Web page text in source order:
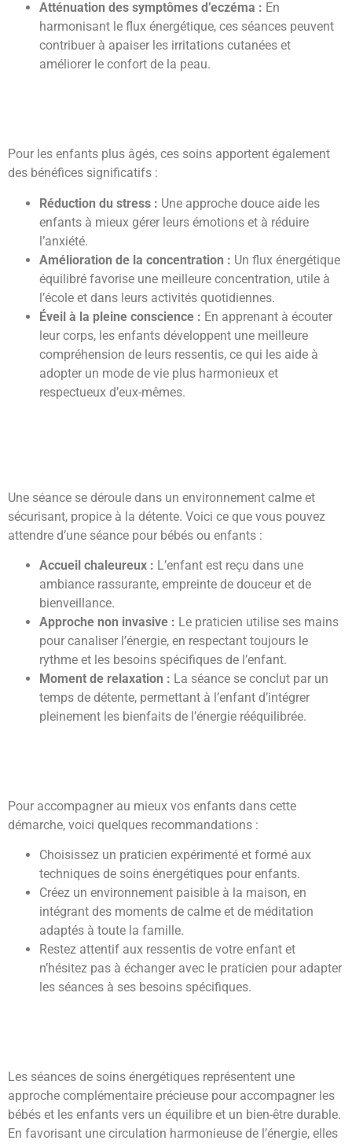
Atténuation des symptômes d’eczéma : En
harmonisant le flux énergétique, ces séances peuvent
contribuer à apaiser les irritations cutanées et
améliorer le confort de la peau.
Pour les enfants plus âgés, ces soins apportent également
des bénéfices significatifs :
Réduction du stress : Une approche douce aide les
enfants à mieux gérer leurs émotions et à réduire
l’anxiété.
Amélioration de la concentration : Un flux énergétique
équilibré favorise une meilleure concentration, utile à
l’école et dans leurs activités quotidiennes.
Éveil à la pleine conscience : En apprenant à écouter
leur corps, les enfants développent une meilleure
compréhension de leurs ressentis, ce qui les aide à
adopter un mode de vie plus harmonieux et
respectueux d’eux-mêmes.
Une séance se déroule dans un environnement calme et
sécurisant, propice à la détente. Voici ce que vous pouvez
attendre d’une séance pour bébés ou enfants :
Accueil chaleureux : L’enfant est reçu dans une
ambiance rassurante, empreinte de douceur et de
bienveillance.
Approche non invasive : Le praticien utilise ses mains
pour canaliser l’énergie, en respectant toujours le
rythme et les besoins spécifiques de l’enfant.
Moment de relaxation : La séance se conclut par un
temps de détente, permettant à l’enfant d’intégrer
pleinement les bienfaits de l’énergie rééquilibrée.
Pour accompagner au mieux vos enfants dans cette
démarche, voici quelques recommandations :
Choisissez un praticien expérimenté et formé aux
techniques de soins énergétiques pour enfants.
Créez un environnement paisible à la maison, en
intégrant des moments de calme et de méditation
adaptés à toute la famille.
Restez attentif aux ressentis de votre enfant et
n’hésitez pas à échanger avec le praticien pour adapter
les séances à ses besoins spécifiques.
Les séances de soins énergétiques représentent une
approche complémentaire précieuse pour accompagner les
bébés et les enfants vers un équilibre et un bien-être durable.
En favorisant une circulation harmonieuse de l’énergie, elles